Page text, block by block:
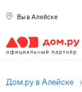
Вы в Алейске
Дом.ру в Алейске ›